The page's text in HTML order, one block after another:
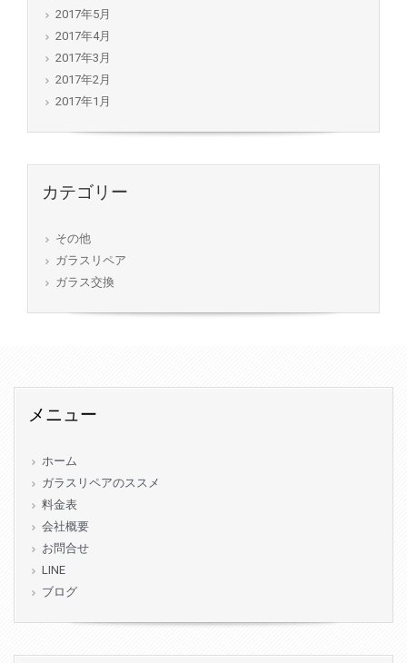
2017年5月
2017年4月
2017年3月
2017年2月
2017年1月
カテゴリー
その他
ガラスリペア
ガラス交換
メニュー
ホーム
ガラスリペアのススメ
料金表
会社概要
お問合せ
LINE
ブログ